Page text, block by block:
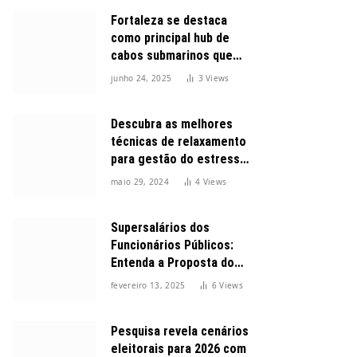
Fortaleza se destaca
como principal hub de
cabos submarinos que
conectam o Brasil ao
junho 24, 2025 3Views
Descubra as melhores
técnicas de relaxamento
para gestão do estresse
durante o dia
maio 29, 2024 4 Views
Supersalários dos
Funcionários Públicos:
Entenda a Proposta do
Governo para Limitar
fevereiro 13, 2025 6Views
Pesquisa revela cenários
eleitorais para 2026 com